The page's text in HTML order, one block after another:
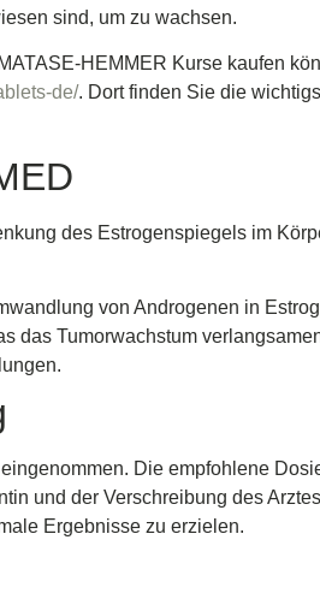
sind, um zu wachsen.
HEMMER Kurse kaufen
de/. Dort finden Sie die
des Estrogenspiegels im
von Androgenen in
das Tumorwachstum
Die empfohlene
und der Verschreibung des
Ergebnisse zu erzielen.